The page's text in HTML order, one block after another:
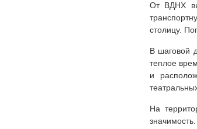
От ВДНХ вы
столицу.
В шаговой
теплое
и
На